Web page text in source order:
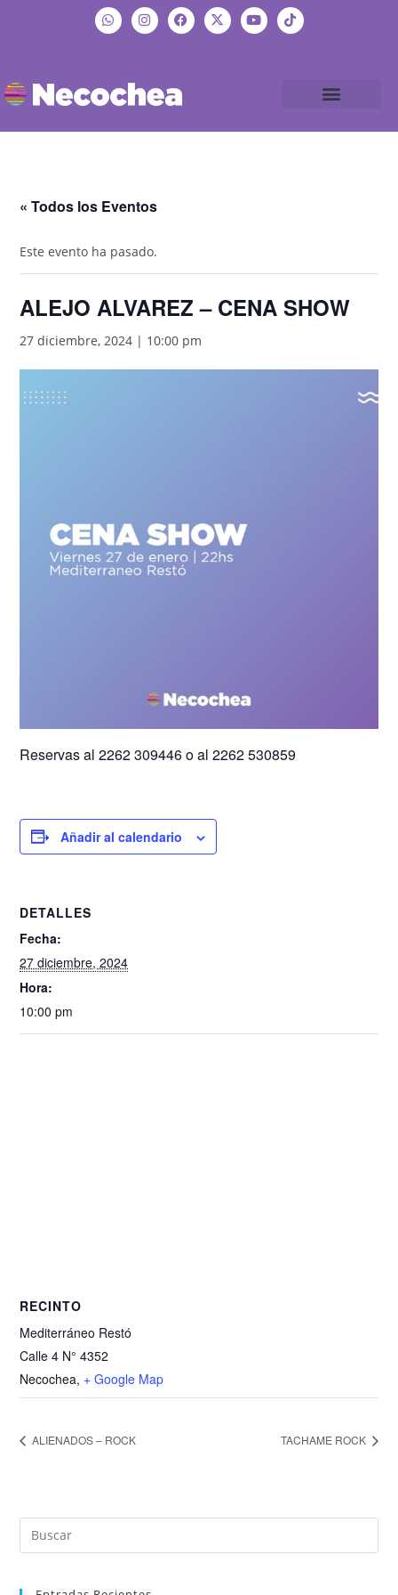
« Todos los Eventos
Este evento ha pasado.
ALEJO ALVAREZ – CENA SHOW
27 diciembre, 2024 | 10:00 pm
Reservas al 2262 309446 o al 2262 530859
Añadir al calendario
DETALLES
Fecha:
27 diciembre, 2024
Hora:
10:00 pm
RECINTO
Mediterráneo Restó
Calle 4 N° 4352
Necochea, + Google Map
ALIENADOS – ROCK TACHAME ROCK